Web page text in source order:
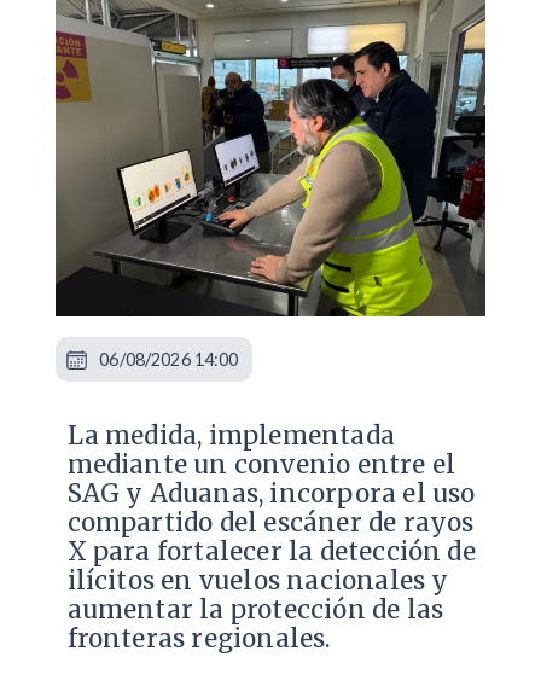
La medida, implementada
mediante un convenio entre el
SAG y Aduanas, incorpora el uso
compartido del escáner de rayos
X para fortalecer la detección de
ilícitos en vuelos nacionales y
aumentar la protección de las
fronteras regionales.
06/08/2026 14:00